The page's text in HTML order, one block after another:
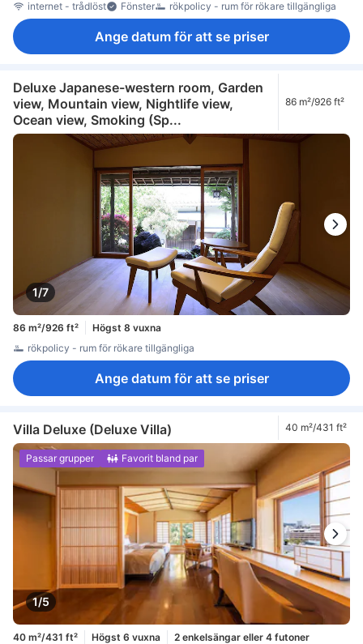
internet - trådlöst Fönster rökpolicy - rum för rökare tillgängliga
Ange datum för att se priser
Deluxe Japanese-western room, Garden
view, Mountain view, Nightlife view,
Ocean view, Smoking (Sp...
86 m²/926 ft²
1/7
86 m²/926 ft²
Högst 8 vuxna
rökpolicy - rum för rökare tillgängliga
Ange datum för att se priser
Villa Deluxe (Deluxe Villa) 40 m²/431 ft²
1/5
Passar grupper Favorit bland par
40 m²/431 ft² Högst 6 vuxna
2 enkelsängar eller 4 futoner